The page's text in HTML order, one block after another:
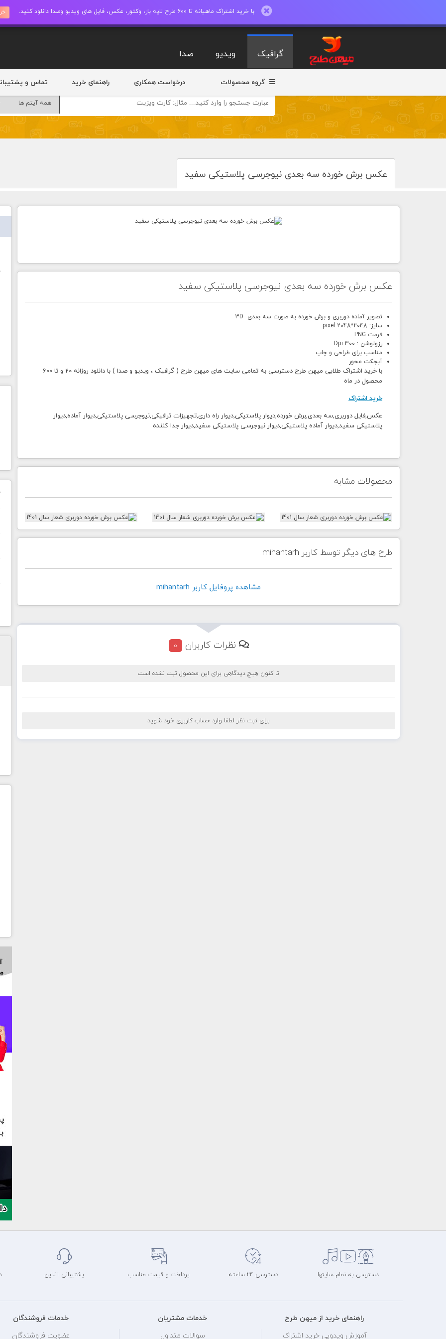
با خرید اشتراک ماهیانه تا 600 طرح لایه باز، وکتور، عکس، فایل های ویدیو وصدا دانلود کنید.
گرافیک ویدیو صدا
گروه محصولات درخواست همکاری راهنمای خرید تماس و
عکس برش خورده سه بعدی نیوجرسی پلاستیکی سفید
عکس برش خورده سه بعدی نیوجرسی پلاستیکی سفید
تصویر آماده دوربری و برش خورده به صورت سه بعدی 3D
سایز: 2048*2048 pixel
فرمت PNG
رزولوشن : 300 Dpi
مناسب برای طراحی و چاپ
آبجکت محور
با خرید اشتراک طلایی میهن طرح دسترسی به تمامی سایت های میهن طرح ( گرافیک ، ویدیو و صدا ) با دانلود روزانه 20 و تا 600
محصول در ماه
خرید اشتراک
عکس,فایل دوربری,سه بعدی,برش خورده,دیوار پلاستیکی,دیوار راه داری,تجهیزات ترافیکی,نیوجرسی پلاستیکی,دیوار آماده,دیوار
پلاستیکی سفید,دیوار آماده پلاستیکی,دیوار نیوجرسی پلاستیکی سفید,دیوار جدا کننده
محصولات مشابه
طرح های دیگر توسط کاربر mihantarh
مشاهده پروفايل کاربر mihantarh
نظرات کاربران 0
تا کنون هیچ دیدگاهی برای این محصول ثبت نشده است
برای ثبت نظر لطفا وارد حساب کاربری خود شوید
دسترسی به تمام سایتها دسترسی 24 ساعته پرداخت و قیمت مناسب پشتیبانی آنلاین
راهنمای خرید از میهن طرح
آموزش ویدویی خرید اشتراک
خدمات مشتریان
سوالات متداول
خدمات فروشندگان
عضویت فروشندگان